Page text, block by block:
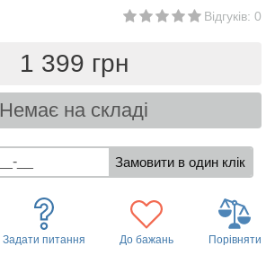
Відгуків: 0
1 399 грн
Немає на складі
Задати питання До бажань Порівняти